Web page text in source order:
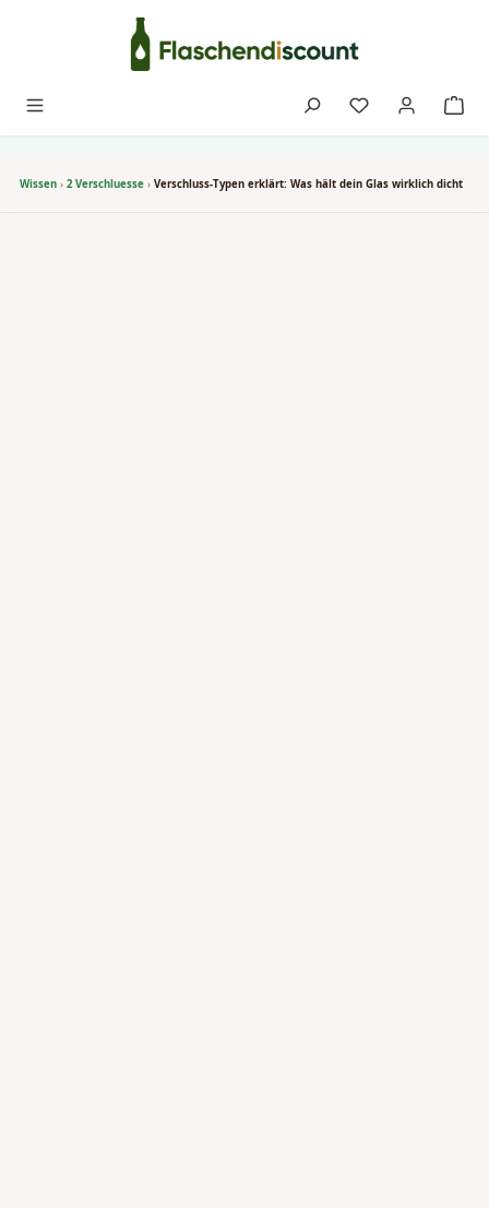
Zum Hauptinhalt springen
Du hast 0
Wissen › 2 Verschluesse › Verschluss-Typen erklärt: Was hält dein Glas wirklich dicht